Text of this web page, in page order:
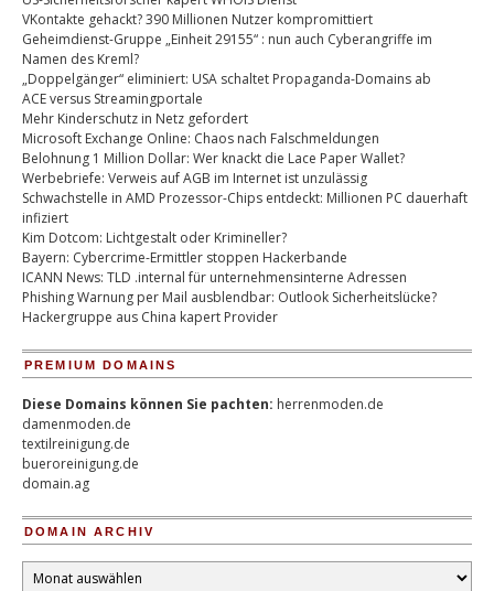
VKontakte gehackt? 390 Millionen Nutzer kompromittiert
Geheimdienst-Gruppe „Einheit 29155“ : nun auch Cyberangriffe im
Namen des Kreml?
„Doppelgänger“ eliminiert: USA schaltet Propaganda-Domains ab
ACE versus Streamingportale
Mehr Kinderschutz in Netz gefordert
Microsoft Exchange Online: Chaos nach Falschmeldungen
Belohnung 1 Million Dollar: Wer knackt die Lace Paper Wallet?
Werbebriefe: Verweis auf AGB im Internet ist unzulässig
Schwachstelle in AMD Prozessor-Chips entdeckt: Millionen PC dauerhaft
infiziert
Kim Dotcom: Lichtgestalt oder Krimineller?
Bayern: Cybercrime-Ermittler stoppen Hackerbande
ICANN News: TLD .internal für unternehmensinterne Adressen
Phishing Warnung per Mail ausblendbar: Outlook Sicherheitslücke?
Hackergruppe aus China kapert Provider
PREMIUM DOMAINS
Diese Domains können Sie pachten: herrenmoden.de
damenmoden.de
textilreinigung.de
bueroreinigung.de
domain.ag
DOMAIN ARCHIV
Domain